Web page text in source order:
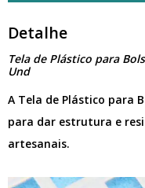
Detalhe
Tela de Plástico para
Und
A Tela de Plástico para
para dar estrutura e
artesanais.